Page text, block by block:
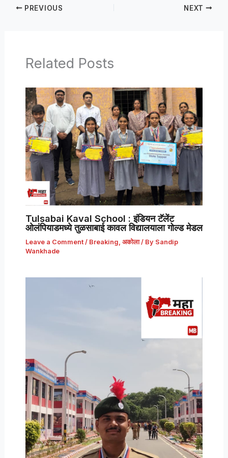
PREVIOUS NEXT
Related Posts
Tulsabai Kaval School : इंडियन टॅलेंट
ओलंपियाडमध्ये तुळसाबाई कावल विद्यालयाला गोल्ड मेडल
Leave a Comment / Breaking, अकोला/ By Sandip
Wankhade